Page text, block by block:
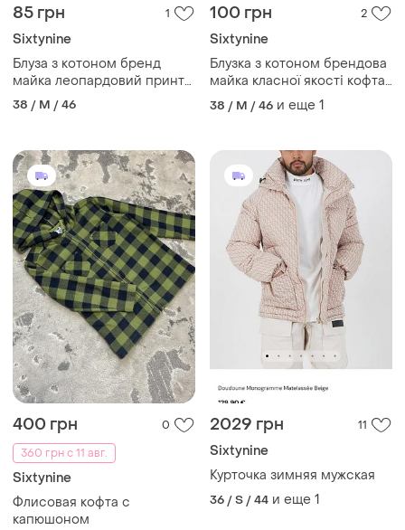
85 грн 1
Sixtynine
Блуза з котоном бренд
майка леопардовий принт
кофта блузка с хлопком
леопардовая
38 / M / 46
100 грн 2
Sixtynine
Блузка з котоном брендова
майка класної якості кофта
нарядная блуза маечка
супер качества
38 / M / 46 и еще 1
400 грн
0
360 грн с 11 авг.
Sixtynine
Флисовая кофта с
капюшоном
2029 грн 11
Sixtynine
Курточка зимняя мужская
36 / S / 44 и еще 1